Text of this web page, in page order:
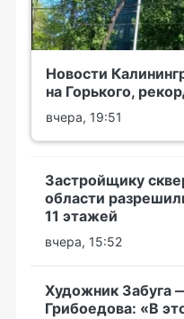
Новости
на Горького,
вчера, 19:51
Застройщику
области
11 этажей
вчера, 15:52
Художник Забуга
Грибоедова: «В